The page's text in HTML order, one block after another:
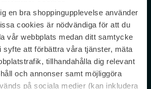
en bra shoppingupplevelse använder
cookies är nödvändiga för att du
vår webbplats medan ditt samtycke
att förbättra våra tjänster, mäta
tillhandahålla dig relevant
och annonser samt möjliggöra
på sociala medier (kan inkludera
a beat.
newsletter.
accepterar du vår Integritetspolicy. Avprenumerera